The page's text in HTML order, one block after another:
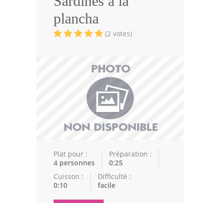
Volailles
Cuisines Orientales
Recettes marocaine
Cuisine Algérienne
Cuisine Tunisienne
Cuisine Juive
Cuisine Libanaise
plancha
(2 votes)
Plat pour :
4 personnes
Préparation :
0:25
Cuisson :
0:10
Difficulté :
facile